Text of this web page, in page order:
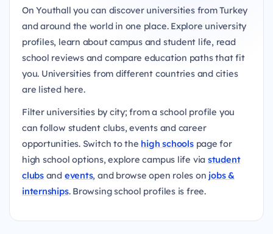
On Youthall you can discover universities from Turkey
and around the world in one place. Explore university
profiles, learn about campus and student life, read
school reviews and compare education paths that fit
you. Universities from different countries and cities
are listed here.
Filter universities by city; from a school profile you
can follow student clubs, events and career
opportunities. Switch to the high schoolspage for
high school options, explore campus life via student
clubsand events, and browse open roles on jobs &
internships. Browsing school profiles is free.